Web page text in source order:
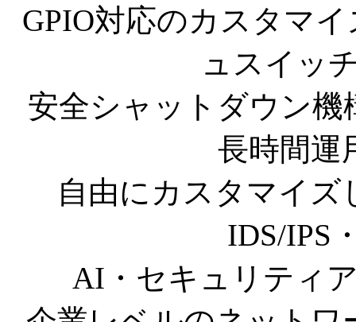
GPIO対応のカスタマ
ュスイッ
安全シャットダウン
長時間運
自由にカスタマイ
IDS/IPS
AI・セキュリティ